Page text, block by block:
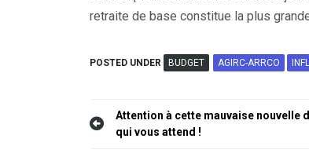
retraite de base constitue la plus
POSTED UNDER BUDGET AGIRC-ARRCO
Navigation
Attention à cette mauvaise nouvelle
qui vous attend !